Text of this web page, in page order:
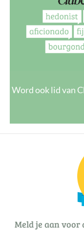
Word ook lid van
Meld je aan voor